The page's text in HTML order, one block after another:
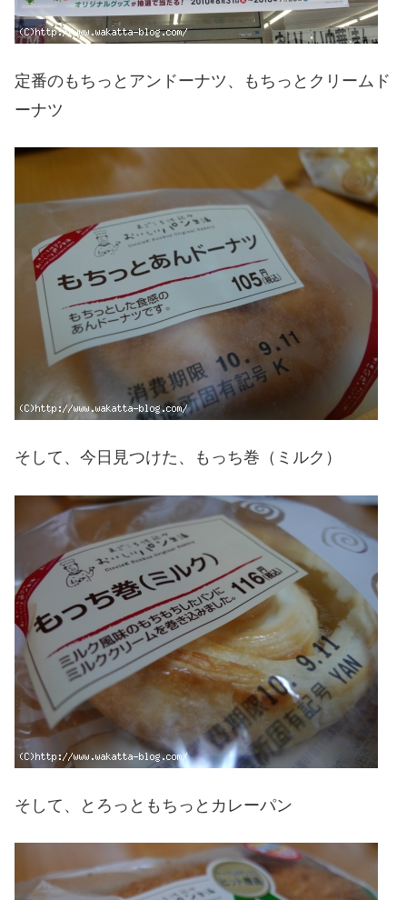
定番のもちっとアンドーナツ、もちっとクリームド
ーナツ
そして、今日見つけた、もっち巻（ミルク）
そして、とろっともちっとカレーパン